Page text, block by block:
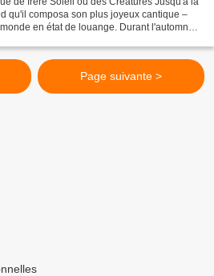
qu'il composa son plus joyeux cantique –
en état de louange. Durant l'automne
Page suivante >